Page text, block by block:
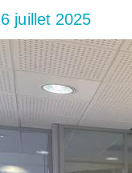
juillet 2025